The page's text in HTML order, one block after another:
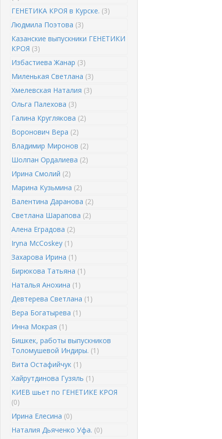
ГЕНЕТИКА КРОЯ в Курске. (3)
Людмила Поэтова (3)
Казанские выпускники ГЕНЕТИКИ
КРОЯ (3)
Избастиева Жанар (3)
Миленькая Светлана (3)
Хмелевская Наталия (3)
Ольга Палехова (3)
Галина Круглякова (2)
Воронович Вера (2)
Владимир Миронов (2)
Шолпан Ордалиева (2)
Ирина Смолий (2)
Марина Кузьмина (2)
Валентина Даранова (2)
Светлана Шарапова (2)
Алена Еградова (2)
Iryna McCoskey (1)
Захарова Ирина (1)
Бирюкова Татьяна (1)
Наталья Анохина (1)
Девтерева Светлана (1)
Вера Богатырева (1)
Инна Мокрая (1)
Бишкек, работы выпускников
Толомушевой Индиры. (1)
Вита Остафийчук (1)
Хайрутдинова Гузяль (1)
КИЕВ шьет по ГЕНЕТИКЕ КРОЯ
(0)
Ирина Елесина (0)
Наталия Дьяченко Уфа. (0)